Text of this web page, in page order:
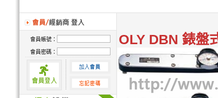
會員帳號：
會員密碼：
OLY DBN 錶盤